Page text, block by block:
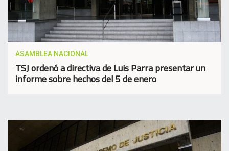
ASAMBLEA NACIONAL
TSJ ordenó a directiva de Luis Parra presentar un
informe sobre hechos del 5 de enero